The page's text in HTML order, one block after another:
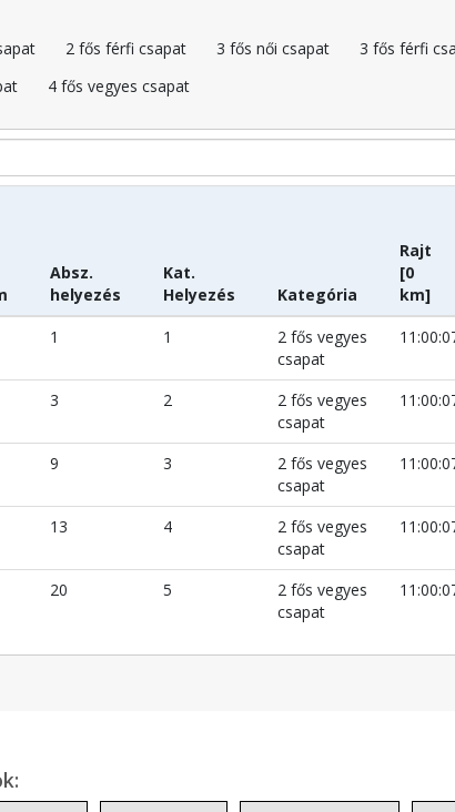
2 fős férfi csapat 3 fős női csapat 3 fős férfi
4 fős vegyes csapat
Absz.
helyezés
Kat.
Helyezés
Kategória
Rajt
[0
km]
1 1
2 fős vegyes
csapat
3 2
2 fős vegyes
csapat
9 3
2 fős vegyes
csapat
13 4
2 fős vegyes
csapat
20 5
2 fős vegyes
csapat